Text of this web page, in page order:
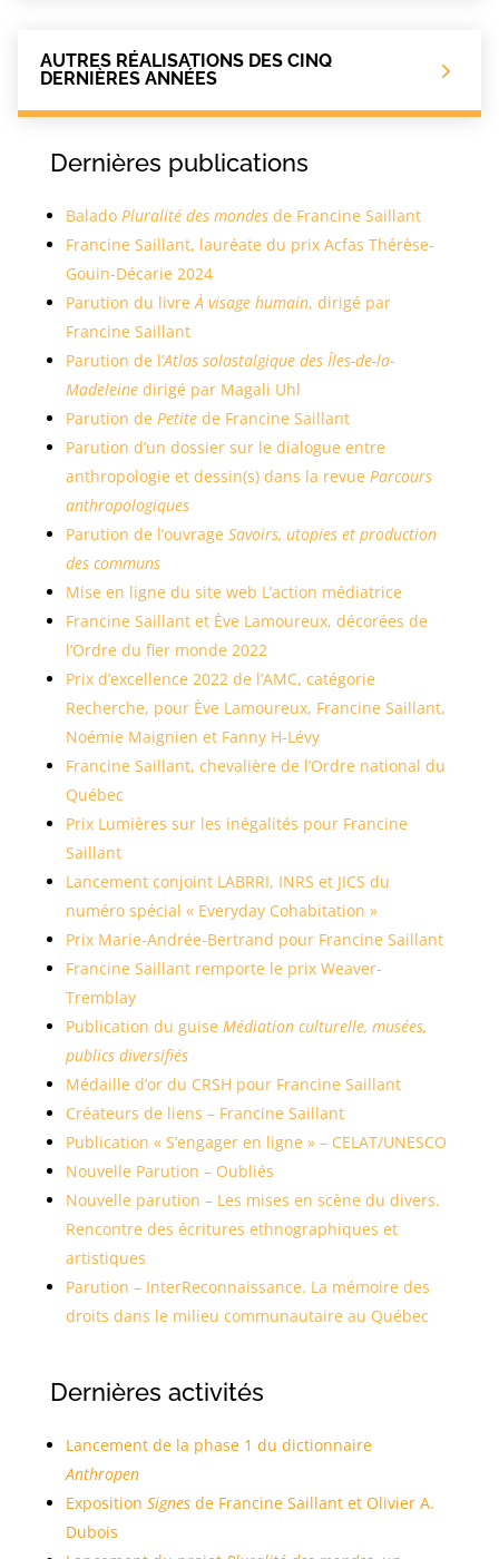
AUTRES RÉALISATIONS DES CINQ
DERNIÈRES ANNÉES
Dernières publications
Balado Pluralité des mondesde Francine Saillant
Francine Saillant, lauréate du prix Acfas Thérèse-
Gouin-Décarie 2024
Parution du livre À visage humain, dirigé par
Francine Saillant
Parution de l’Atlas solastalgique des Îles-de-la-
Madeleinedirigé par Magali Uhl
Parution de Petitede Francine Saillant
Parution d’un dossier sur le dialogue entre
anthropologie et dessin(s) dans la revue Parcours
anthropologiques
Parution de l’ouvrage Savoirs, utopies et production
des communs
Mise en ligne du site web L’action médiatrice
Francine Saillant et Ève Lamoureux, décorées de
l’Ordre du fier monde 2022
Prix d’excellence 2022 de l’AMC, catégorie
Recherche, pour Ève Lamoureux, Francine Saillant,
Noémie Maignien et Fanny H-Lévy
Francine Saillant, chevalière de l’Ordre national du
Québec
Prix Lumières sur les inégalités pour Francine
Saillant
Lancement conjoint LABRRI, INRS et JICS du
numéro spécial « Everyday Cohabitation »
Prix Marie-Andrée-Bertrand pour Francine Saillant
Francine Saillant remporte le prix Weaver-
Tremblay
Publication du guise Médiation culturelle, musées,
publics diversifiés
Médaille d’or du CRSH pour Francine Saillant
Créateurs de liens – Francine Saillant
Publication « S’engager en ligne » – CELAT/UNESCO
Nouvelle Parution – Oubliés
Nouvelle parution – Les mises en scène du divers.
Rencontre des écritures ethnographiques et
artistiques
Parution – InterReconnaissance. La mémoire des
droits dans le milieu communautaire au Québec
Dernières activités
Lancement de la phase 1 du dictionnaire
Anthropen
Exposition Signesde Francine Saillant et Olivier A.
Dubois